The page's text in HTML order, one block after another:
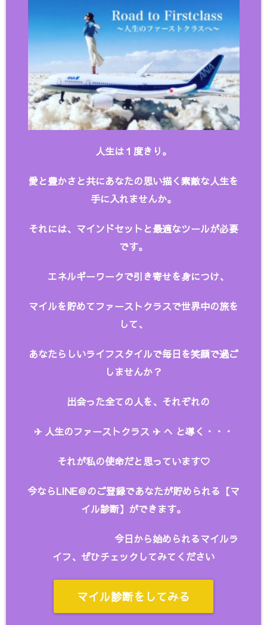
人生は１度きり。
愛と豊かさと共にあなたの思い描く素敵な人生を
手に入れませんか。
それには、マインドセットと最適なツールが必要
です。
エネルギーワークで引き寄せを身につけ、
マイルを貯めてファーストクラスで世界中の旅を
して、
あなたらしいライフスタイルで毎日を笑顔で過ご
しませんか？
出会った全ての人を、 それぞれの
✈︎ 人生のファーストクラス ✈︎ へ と導く・・・
それが私の使命だと思っています♡
今ならLINE＠のご登録であなたが貯められる【マ
イル診断】ができます。
今日から始められるマイルラ
イフ、ぜひチェックしてみてください
マイル診断をしてみる